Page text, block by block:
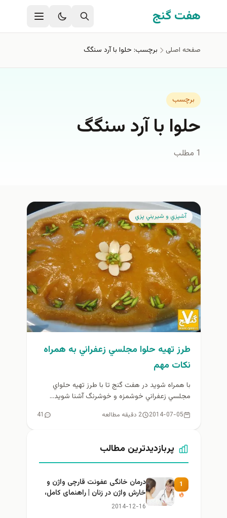
رفتن به محتوای اصلی
هفت گنج
صفحه اصلی برچسب: حلوا با آرد سنگگ
برچسب
حلوا با آرد سنگگ
1 مطلب
آشپزي و شيريني پزي
طرز تهيه حلوا مجلسي زعفراني به همراه
نكات مهم
با همراه شويد در هفت گنج تا با طرز تهيه حلواي
مجلسي زعفراني خوشمزه و خوشرنگ آشنا شويد...
2014-07-05 2 دقیقه مطالعه 41
پربازدیدترین مطالب
1
درمان خانگی عفونت قارچی واژن و
خارش واژن در زنان | راهنمای کامل،
ایمن و کاربردی
2014-12-16